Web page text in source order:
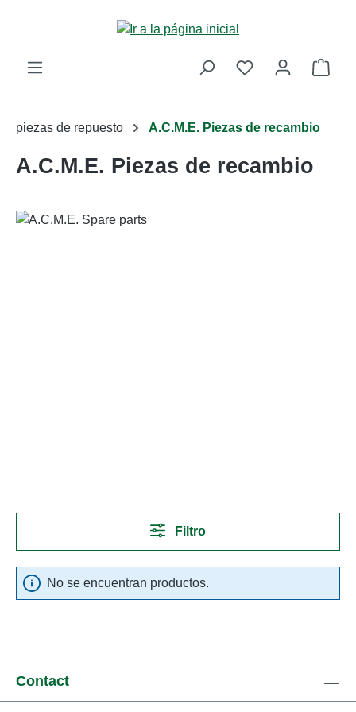
Saltar al contenido principal
La
piezas de repuesto A.C.M.E. Piezas de recambio
A.C.M.E. Piezas de recambio
Filtro
No se encuentran productos.
Contact